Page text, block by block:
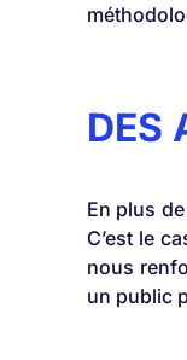
DES
En plus
C’est le
nous
un public